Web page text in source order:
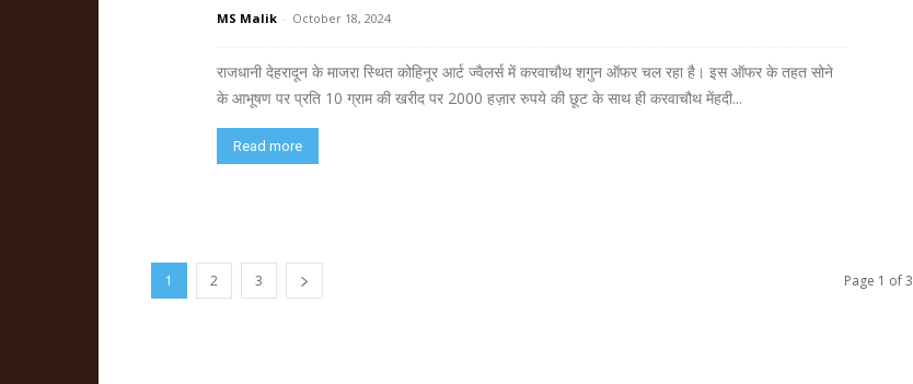
MS Malik - October 18, 2024
राजधानी देहरादून के माजरा स्थित कोहिनूर आर्ट ज्वैलर्स में करवाचौथ शगुन ऑफर चल रहा है। इस ऑफर के तहत सोने
के आभूषण पर प्रति 10 ग्राम की खरीद पर 2000 हज़ार रुपये की छूट के साथ ही करवाचौथ मेंहदी...
Read more
1 2 3 Page 1 of 3